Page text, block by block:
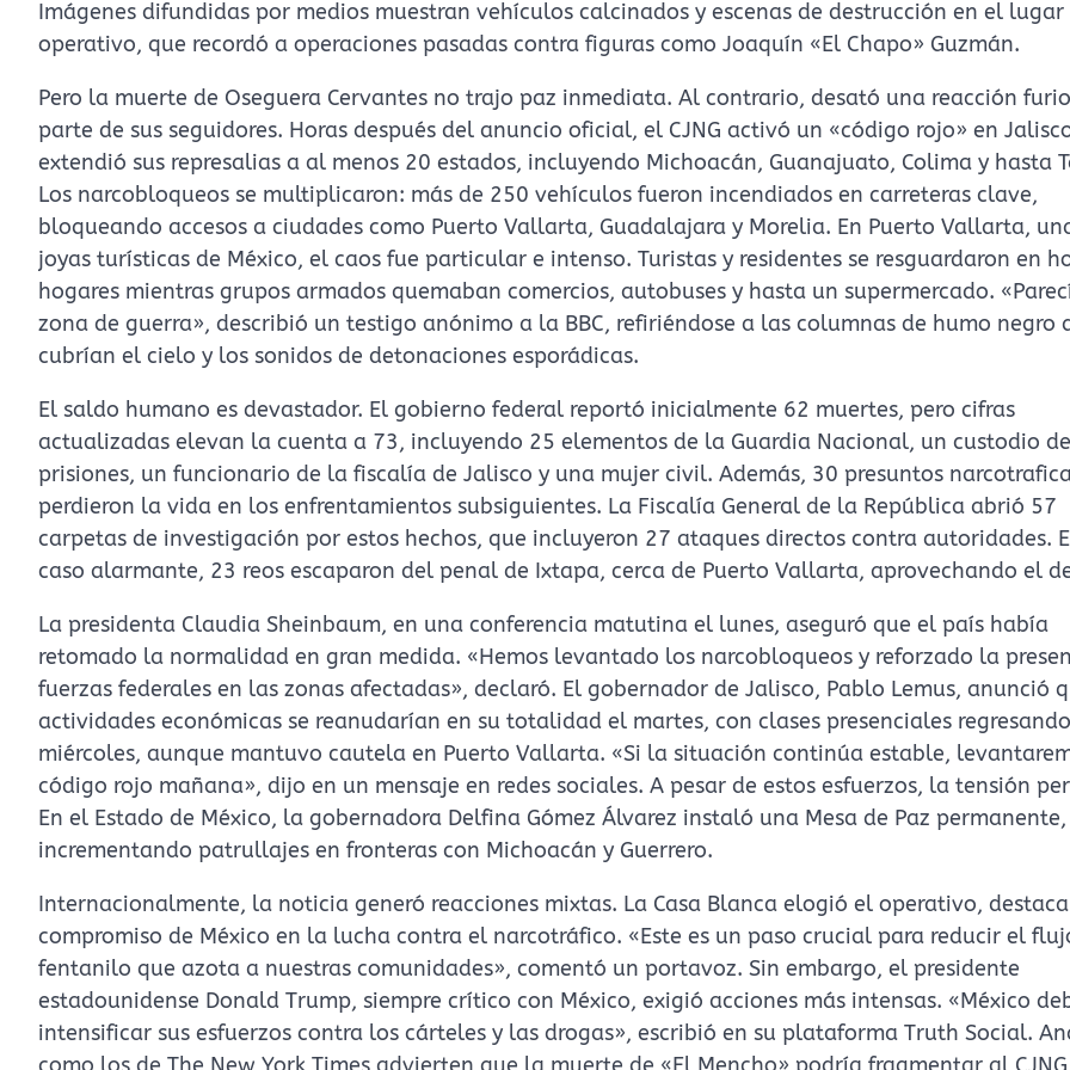
Imágenes difundidas por medios muestran vehículos calcinados y escenas de destrucción en el
operativo, que recordó a operaciones pasadas contra figuras como Joaquín «El Chapo» Guzmán.
Pero la muerte de Oseguera Cervantes no trajo paz inmediata. Al contrario, desató una reacción
parte de sus seguidores. Horas después del anuncio oficial, el CJNG activó un «código rojo» en
extendió sus represalias a al menos 20 estados, incluyendo Michoacán, Guanajuato, Colima y hasta
Los narcobloqueos se multiplicaron: más de 250 vehículos fueron incendiados en carreteras clave,
bloqueando accesos a ciudades como Puerto Vallarta, Guadalajara y Morelia. En Puerto Vallarta,
joyas turísticas de México, el caos fue particular e intenso. Turistas y residentes se resguardaron en
hogares mientras grupos armados quemaban comercios, autobuses y hasta un supermercado.
zona de guerra», describió un testigo anónimo a la BBC, refiriéndose a las columnas de humo negro
cubrían el cielo y los sonidos de detonaciones esporádicas.
El saldo humano es devastador. El gobierno federal reportó inicialmente 62 muertes, pero cifras
actualizadas elevan la cuenta a 73, incluyendo 25 elementos de la Guardia Nacional, un custodio de
prisiones, un funcionario de la fiscalía de Jalisco y una mujer civil. Además, 30 presuntos
perdieron la vida en los enfrentamientos subsiguientes. La Fiscalía General de la República abrió 57
carpetas de investigación por estos hechos, que incluyeron 27 ataques directos contra autoridades.
caso alarmante, 23 reos escaparon del penal de Ixtapa, cerca de Puerto Vallarta, aprovechando el
La presidenta Claudia Sheinbaum, en una conferencia matutina el lunes, aseguró que el país había
retomado la normalidad en gran medida. «Hemos levantado los narcobloqueos y reforzado la
fuerzas federales en las zonas afectadas», declaró. El gobernador de Jalisco, Pablo Lemus, anunció
actividades económicas se reanudarían en su totalidad el martes, con clases presenciales
miércoles, aunque mantuvo cautela en Puerto Vallarta. «Si la situación continúa estable,
código rojo mañana», dijo en un mensaje en redes sociales. A pesar de estos esfuerzos, la tensión
En el Estado de México, la gobernadora Delfina Gómez Álvarez instaló una Mesa de Paz permanente,
incrementando patrullajes en fronteras con Michoacán y Guerrero.
Internacionalmente, la noticia generó reacciones mixtas. La Casa Blanca elogió el operativo,
compromiso de México en la lucha contra el narcotráfico. «Este es un paso crucial para reducir el
fentanilo que azota a nuestras comunidades», comentó un portavoz. Sin embargo, el presidente
estadounidense Donald Trump, siempre crítico con México, exigió acciones más intensas. «México
intensificar sus esfuerzos contra los cárteles y las drogas», escribió en su plataforma Truth Social.